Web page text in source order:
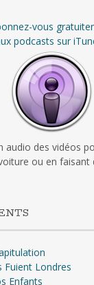
vous
podcasts sur
audio des vidéos
ou en faisant
Fuient Londres
Enfants